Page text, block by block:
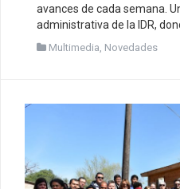
avances de cada semana.
administrativa de la IDR,
Multimedia Novedades